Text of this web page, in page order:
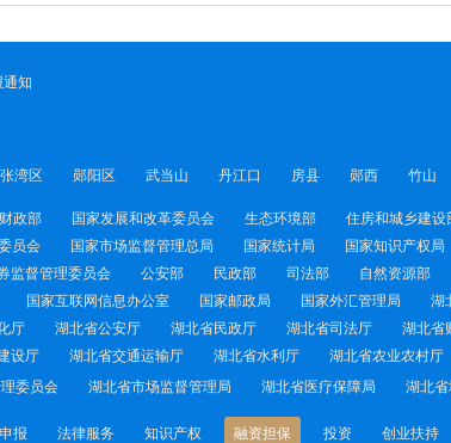
通知
张湾区 郧阳区 武当山 丹江口 房县 郧西 竹山
财政部 国家发展和改革委员会 生态环境部 住房和城乡建设
员会 国家市场监督管理总局 国家统计局 国家知识产权局
监督管理委员会 公安部 民政部 司法部 自然资源部
国家互联网信息办公室 国家邮政局 国家外汇管理局 湖
厅 湖北省公安厅 湖北省民政厅 湖北省司法厅 湖北省
设厅 湖北省交通运输厅 湖北省水利厅 湖北省农业农村厅
委员会 湖北省市场监督管理局 湖北省医疗保障局 湖北
报 法律服务 知识产权 融资担保 投资 创业扶持